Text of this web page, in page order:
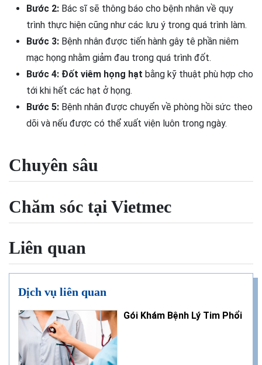
Bước 2: Bác sĩ sẽ thông báo cho bệnh nhân về quy
trình thực hiện cũng như các lưu ý trong quá trình làm.
Bước 3: Bệnh nhân được tiến hành gây tê phần niêm
mạc họng nhằm giảm đau trong quá trình đốt.
Bước 4: Đốt viêm họng hạt bằng kỹ thuật phù hợp cho
tới khi hết các hạt ở họng.
Bước 5: Bệnh nhân được chuyển về phòng hồi sức theo
dõi và nếu được có thể xuất viện luôn trong ngày.
Chuyên sâu
Chăm sóc tại Vietmec
Liên quan
Dịch vụ liên quan
Gói Khám Bệnh Lý Tim Phổi